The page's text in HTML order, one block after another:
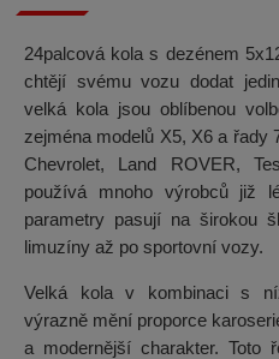
24palcová kola s dezénem
chtějí svému vozu dodat
velká kola jsou oblíbenou
zejména modelů X5, X6 a řady
Chevrolet, Land ROVER,
používá mnoho výrobců již
parametry pasují na širokou
limuzíny až po sportovní vozy.
Velká kola v kombinaci s
výrazně mění proporce
a modernější charakter.